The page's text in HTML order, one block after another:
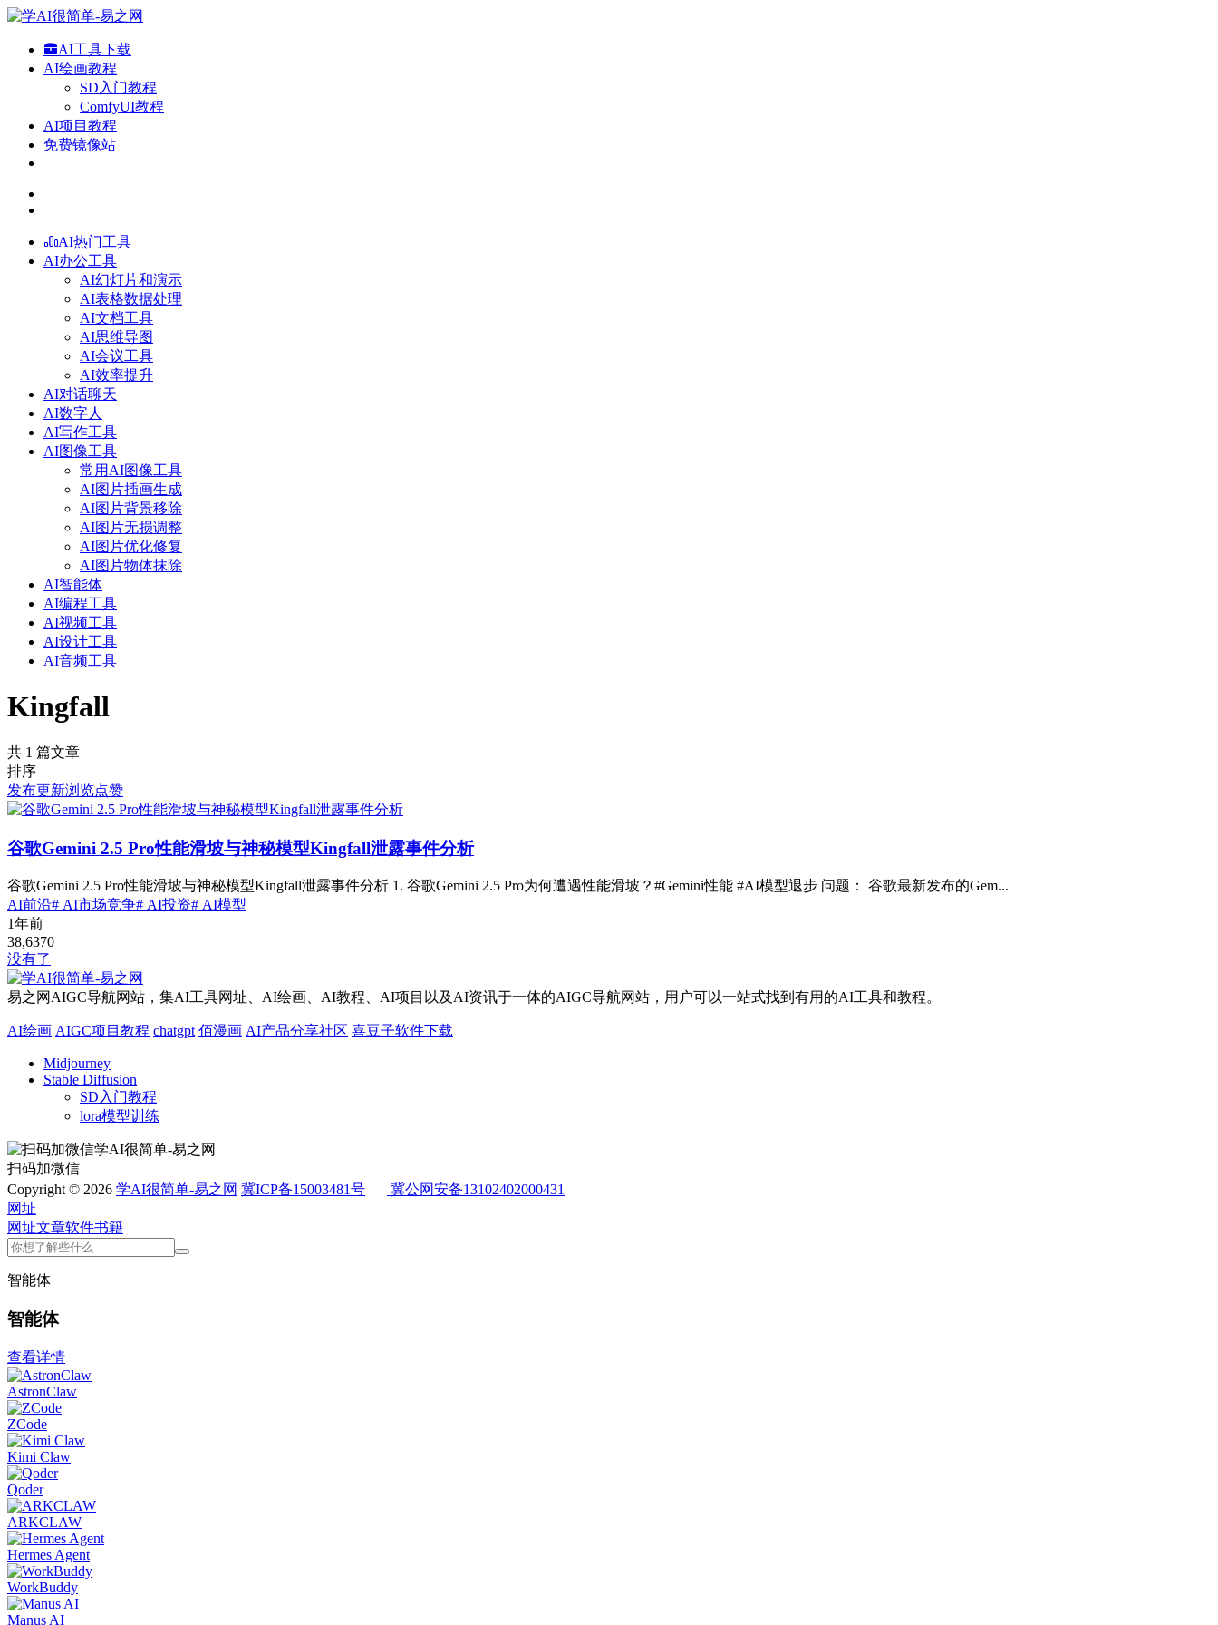
AI工具下载
AI绘画教程
SD入门教程
ComfyUI教程
AI项目教程
免费镜像站
AI热门工具
AI办公工具
AI幻灯片和演示
AI表格数据处理
AI文档工具
AI思维导图
AI会议工具
AI效率提升
AI对话聊天
AI数字人
AI写作工具
AI图像工具
常用AI图像工具
AI图片插画生成
AI图片背景移除
AI图片无损调整
AI图片优化修复
AI图片物体抹除
AI智能体
AI编程工具
AI视频工具
AI设计工具
AI音频工具
Kingfall
共 1 篇文章
排序
发布更新浏览点赞
谷歌Gemini 2.5 Pro性能滑坡与神秘模型Kingfall泄露事件分析
谷歌Gemini 2.5 Pro性能滑坡与神秘模型Kingfall泄露事件分析 1. 谷歌Gemini 2.5 Pro为何遭遇性能滑坡？#Gemini性能 #AI模型退步 问题： 谷歌最新发布的Gem...
AI前沿# AI市场竞争# AI投资# AI模型
1年前
38,6370
没有了
易之网AIGC导航网站，集AI工具网址、AI绘画、AI教程、AI项目以及AI资讯于一体的AIGC导航网站，用户可以一站式找到有用的AI工具和教程。
AI绘画 AIGC项目教程 chatgpt 佰漫画 AI产品分享社区 喜豆子软件下载
Midjourney
Stable Diffusion
SD入门教程
lora模型训练
扫码加微信
Copyright © 2026 学AI很简单-易之网 冀ICP备15003481号
冀公网安备13102402000431
网址
网址文章软件书籍
智能体
智能体
查看详情
AstronClaw
ZCode
Kimi Claw
Qoder
ARKCLAW
Hermes Agent
WorkBuddy
Manus AI